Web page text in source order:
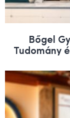
Bőgel
Tudomány